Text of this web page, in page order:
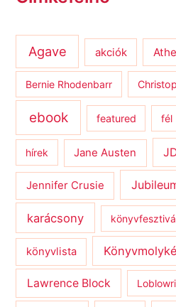
Agave akciók
Bernie Rhodenbarr
ebook featured fél
hírek Jane Austen
Jennifer Crusie
karácsony
könyvlista
Lawrence Block